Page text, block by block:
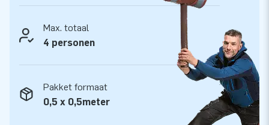
JB Inflatables blijft ontwikkelen zodat wij jou als verhuurder
of feestorganisatie kunnen ondersteunen met vernieuwende
producten en de hoogst mogelijke service. JB Bubbles is
dankzij de lage investeringskosten en hoge verhuurwaarde
uitermate geschikt om je assortiment mee uit te breiden.
Enthousiast geworden? Neem dan ook eens een kijkje bij
Max. totaal
4 personen
Pakket formaat
0,5 x 0,5meter